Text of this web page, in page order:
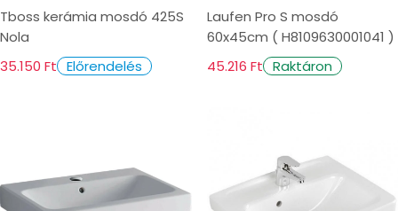
Tboss kerámia mosdó 425S
Nola
35.150 Ft Előrendelés
Laufen Pro S mosdó
60x45cm ( H8109630001041 )
45.216 Ft Raktáron